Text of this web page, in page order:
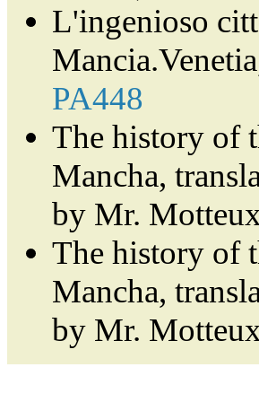
L'ingenioso
PA448
The history of
Mancha,
by Mr.
The history of
Mancha,
by Mr.